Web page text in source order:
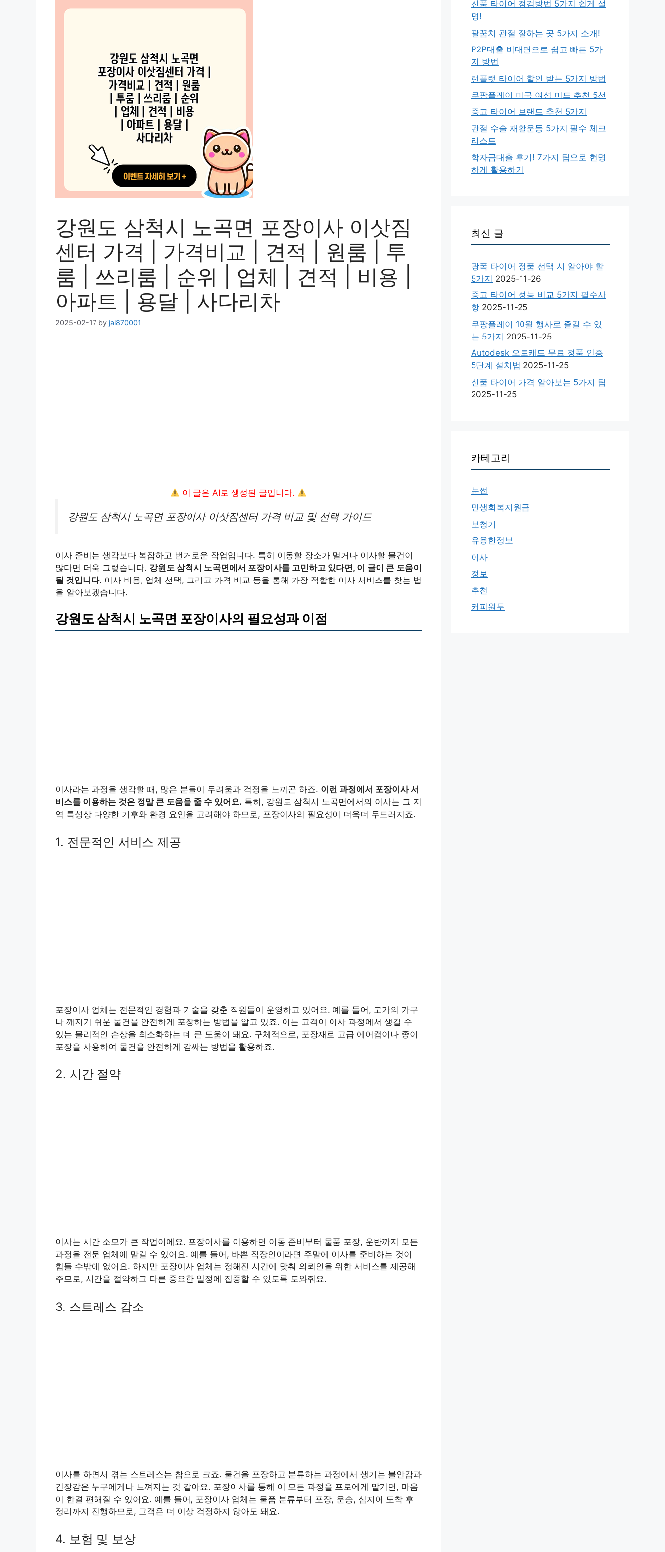
강원도 삼척시 노곡면 포장이사 이삿짐
센터 가격 | 가격비교 | 견적 | 원룸 | 투
룸 | 쓰리룸 | 순위 | 업체 | 견적 | 비용 |
아파트 | 용달 | 사다리차
2025-02-17 by jai870001
이 글은 AI로 생성된 글입니다.
강원도 삼척시 노곡면 포장이사 이삿짐센터 가격 비교 및 선택 가이드
이사 준비는 생각보다 복잡하고 번거로운 작업입니다. 특히 이동할 장소가 멀거나 이사할 물건이
많다면 더욱 그렇습니다. 강원도 삼척시 노곡면에서 포장이사를 고민하고 있다면, 이 글이 큰 도움이
될 것입니다. 이사 비용, 업체 선택, 그리고 가격 비교 등을 통해 가장 적합한 이사 서비스를 찾는 법
을 알아보겠습니다.
강원도 삼척시 노곡면 포장이사의 필요성과 이점
이사라는 과정을 생각할 때, 많은 분들이 두려움과 걱정을 느끼곤 하죠. 이런 과정에서 포장이사 서
비스를 이용하는 것은 정말 큰 도움을 줄 수 있어요. 특히, 강원도 삼척시 노곡면에서의 이사는 그 지
역 특성상 다양한 기후와 환경 요인을 고려해야 하므로, 포장이사의 필요성이 더욱더 두드러지죠.
1. 전문적인 서비스 제공
포장이사 업체는 전문적인 경험과 기술을 갖춘 직원들이 운영하고 있어요. 예를 들어, 고가의 가구
나 깨지기 쉬운 물건을 안전하게 포장하는 방법을 알고 있죠. 이는 고객이 이사 과정에서 생길 수
있는 물리적인 손상을 최소화하는 데 큰 도움이 돼요. 구체적으로, 포장재로 고급 에어캡이나 종이
포장을 사용하여 물건을 안전하게 감싸는 방법을 활용하죠.
2. 시간 절약
이사는 시간 소모가 큰 작업이에요. 포장이사를 이용하면 이동 준비부터 물품 포장, 운반까지 모든
과정을 전문 업체에 맡길 수 있어요. 예를 들어, 바쁜 직장인이라면 주말에 이사를 준비하는 것이
힘들 수밖에 없어요. 하지만 포장이사 업체는 정해진 시간에 맞춰 의뢰인을 위한 서비스를 제공해
주므로, 시간을 절약하고 다른 중요한 일정에 집중할 수 있도록 도와줘요.
3. 스트레스 감소
이사를 하면서 겪는 스트레스는 참으로 크죠. 물건을 포장하고 분류하는 과정에서 생기는 불안감과
긴장감은 누구에게나 느껴지는 것 같아요. 포장이사를 통해 이 모든 과정을 프로에게 맡기면, 마음
이 한결 편해질 수 있어요. 예를 들어, 포장이사 업체는 물품 분류부터 포장, 운송, 심지어 도착 후
정리까지 진행하므로, 고객은 더 이상 걱정하지 않아도 돼요.
4. 보험 및 보상
신품 타이어 점검방법 5가지 쉽게 설
명!
팔꿈치 관절 잘하는 곳 5가지 소개!
P2P대출 비대면으로 쉽고 빠른 5가
지 방법
런플랫 타이어 할인 받는 5가지 방법
쿠팡플레이 미국 여성 미드 추천 5선
중고 타이어 브랜드 추천 5가지
관절 수술 재활운동 5가지 필수 체크
리스트
학자금대출 후기! 7가지 팁으로 현명
하게 활용하기
최신 글
광폭 타이어 정품 선택 시 알아야 할
5가지 2025-11-26
중고 타이어 성능 비교 5가지 필수사
항 2025-11-25
쿠팡플레이 10월 행사로 즐길 수 있
는 5가지 2025-11-25
Autodesk 오토캐드 무료 정품 인증
5단계 설치법 2025-11-25
신품 타이어 가격 알아보는 5가지 팁
2025-11-25
카테고리
눈썹
민생회복지원금
보청기
유용한정보
이사
정보
추천
커피원두